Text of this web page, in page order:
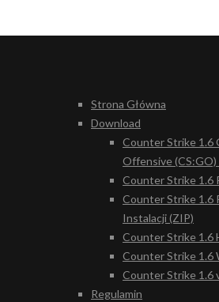
Strona Główna
Download
Counter Strike 1.6
Offensive (CS:GO)
Counter Strike 1.6
Counter Strike 1.6
Instalacji (ZIP)
Counter Strike 1.6
Counter Strike 1.6
Counter Strike 1.6
Regulamin